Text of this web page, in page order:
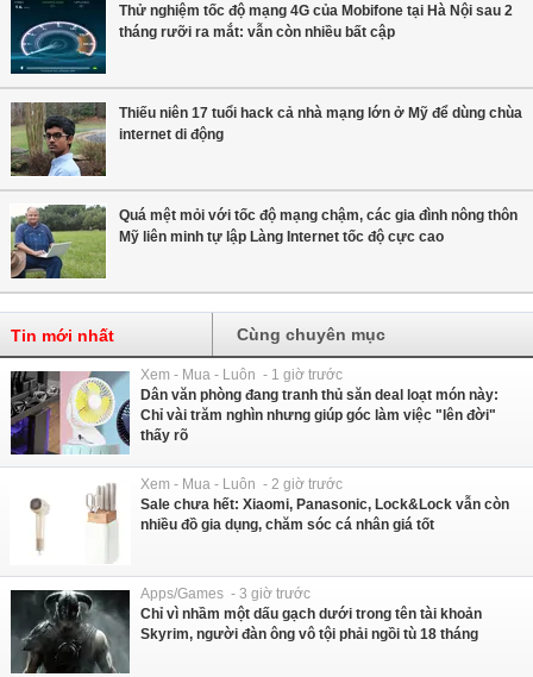
Thử nghiệm tốc độ mạng 4G của Mobifone tại Hà Nội sau 2
tháng rưỡi ra mắt: vẫn còn nhiều bất cập
Thiếu niên 17 tuổi hack cả nhà mạng lớn ở Mỹ để dùng chùa
internet di động
Quá mệt mỏi với tốc độ mạng chậm, các gia đình nông thôn
Mỹ liên minh tự lập Làng Internet tốc độ cực cao
Tin mới nhất Cùng chuyên mục
Xem - Mua - Luôn - 1 giờ trước
Dân văn phòng đang tranh thủ săn deal loạt món này:
Chỉ vài trăm nghìn nhưng giúp góc làm việc "lên đời"
thấy rõ
Xem - Mua - Luôn - 2 giờ trước
Sale chưa hết: Xiaomi, Panasonic, Lock&Lock vẫn còn
nhiều đồ gia dụng, chăm sóc cá nhân giá tốt
Apps/Games - 3 giờ trước
Chỉ vì nhầm một dấu gạch dưới trong tên tài khoản
Skyrim, người đàn ông vô tội phải ngồi tù 18 tháng